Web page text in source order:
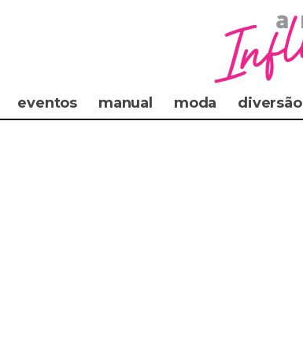
eventos manual moda diversão